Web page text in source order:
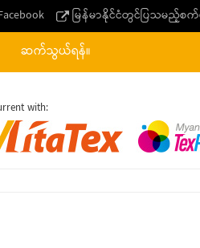
မြန်မာနိုင်ငံတွင်ပြသမည့်စ
ဆက်သွယ်ရန်။
with: